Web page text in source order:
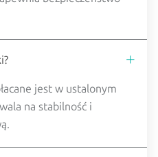
jest w ustalonym
na stabilność i